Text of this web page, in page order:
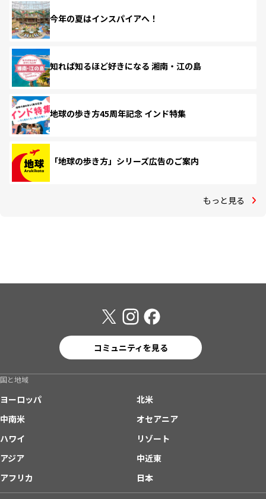
今年の夏はインスパイアへ！
知れば知るほど好きになる 湘南・江の島
地球の歩き方45周年記念 インド特集
「地球の歩き方」シリーズ広告のご案内
もっと見る
コミュニティを見る
国と地域
ヨーロッパ
北米
中南米
オセアニア
ハワイ
リゾート
アジア
中近東
アフリカ
日本